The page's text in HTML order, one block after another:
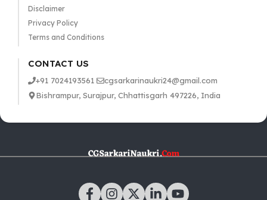
Disclaimer
Privacy Policy
Terms and Conditions
CONTACT US
+91 7024193561
cgsarkarinaukri24@gmail.com
Bishrampur, Surajpur, Chhattisgarh 497226, India